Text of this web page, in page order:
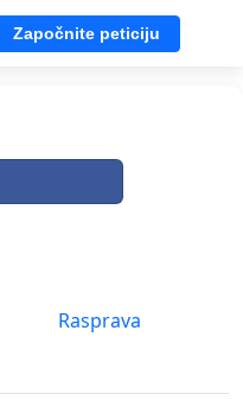
Započnite peticiju
Rasprava